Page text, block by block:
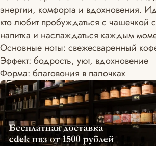
энергии, комфорта и вдохновения.
кто любит пробуждаться с чашечкой
напитка и наслаждаться каждым
Основные ноты: свежесваренный
Эффект: бодрость, уют, вдохновение
Форма: благовония в палочках